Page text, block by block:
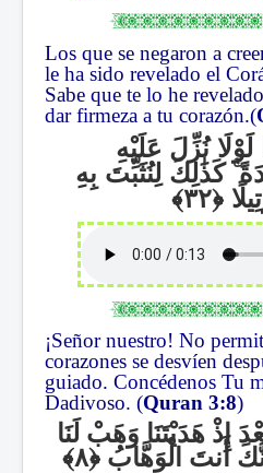
Los que se negaron a
le ha sido revelado el
Sabe que te lo he
dar firmeza a tu corazón.(
نُزِّلَ عَلَيْهِ
ۚكَذَٰلِكَ لِنُثَبِّتَ بِهِ
¡Señor nuestro! No
corazones se desvíen
guiado. Concédenos Tu
Dadivoso. (Quran 3:8)
إِذْ هَدَيْتَنَا وَهَبْ لَنَا
أَنتَ الْوَهَّابُ